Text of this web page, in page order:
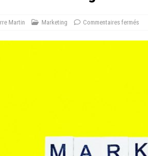
Martin Marketing Commentaires fermés